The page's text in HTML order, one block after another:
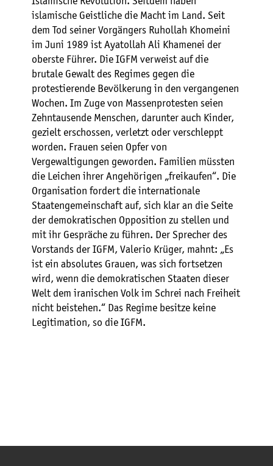
islamische Geistliche die Macht im Land. Seit
dem Tod seiner Vorgängers Ruhollah Khomeini
im Juni 1989 ist Ayatollah Ali Khamenei der
oberste Führer. Die IGFM verweist auf die
brutale Gewalt des Regimes gegen die
protestierende Bevölkerung in den vergangenen
Wochen. Im Zuge von Massenprotesten seien
Zehntausende Menschen, darunter auch Kinder,
gezielt erschossen, verletzt oder verschleppt
worden. Frauen seien Opfer von
Vergewaltigungen geworden. Familien müssten
die Leichen ihrer Angehörigen „freikaufen“. Die
Organisation fordert die internationale
Staatengemeinschaft auf, sich klar an die Seite
der demokratischen Opposition zu stellen und
mit ihr Gespräche zu führen. Der Sprecher des
Vorstands der IGFM, Valerio Krüger, mahnt: „Es
ist ein absolutes Grauen, was sich fortsetzen
wird, wenn die demokratischen Staaten dieser
Welt dem iranischen Volk im Schrei nach Freiheit
nicht beistehen.“ Das Regime besitze keine
Legitimation, so die IGFM.